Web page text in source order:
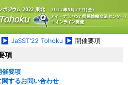
JaSST'22 Tohoku 開催要項
項
要項
するお問い合わせ